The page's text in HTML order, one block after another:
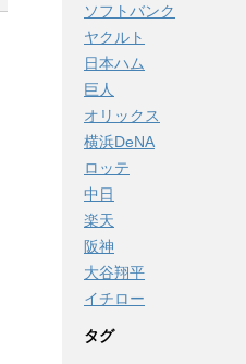
ソフトバンク
ヤクルト
日本ハム
巨人
オリックス
横浜DeNA
ロッテ
中日
楽天
阪神
大谷翔平
イチロー
タグ